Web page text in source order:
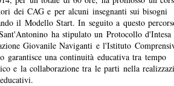
dei CAG e per alcuni insegnanti sui bisogni
il Modello Start. In seguito a questo
ha stipulato un Protocollo d'Intesa
Giovanile Naviganti e l'Istituto
garantisce una continuità educativa tra tempo
e la collaborazione tra le parti nella